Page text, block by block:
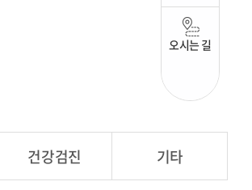
건강검진 기타
오시는 길